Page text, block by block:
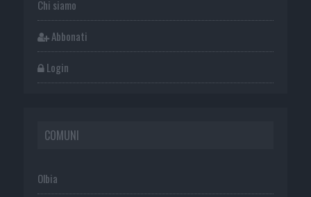
Chi siamo
Abbonati
Login
COMUNI
Olbia